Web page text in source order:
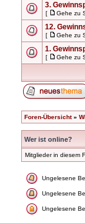
3.
[ Gehe zu
12.
[ Gehe zu
1.
[ Gehe zu
Foren-Übersicht»
Wer ist online?
Mitglieder in diesem
Ungelesene
Ungelesene
Ungelesene